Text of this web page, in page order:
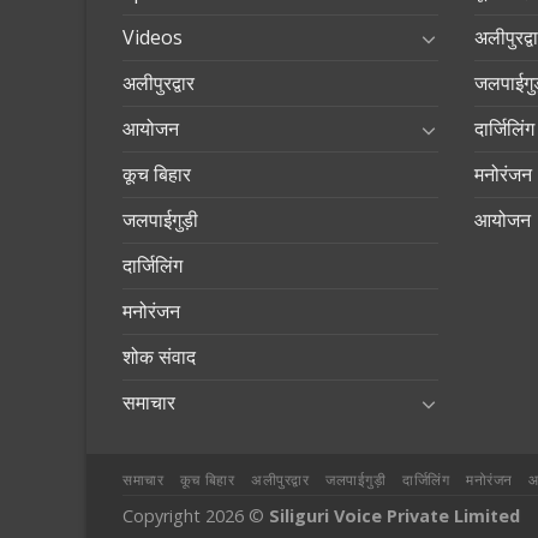
Videos
अलीपुरद्वार
आयोजन
कूच बिहार
जलपाईगुड़ी
दार्जिलिंग
मनोरंजन
शोक संवाद
समाचार
दार्जिलिंग
मनोरंजन
आयोजन
समाचार कूच बिहार अलीपुरद्वार जलपाईगुड़ी दार्जिलिंग मनोरंजन
Copyright 2026 © Siliguri Voice Private Limited